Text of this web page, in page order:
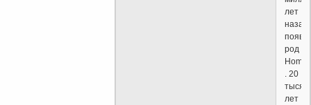
лет
назад
род
Homo,
. 20
тысяч
лет